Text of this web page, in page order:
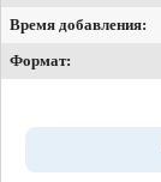
Время добавления:
Формат: